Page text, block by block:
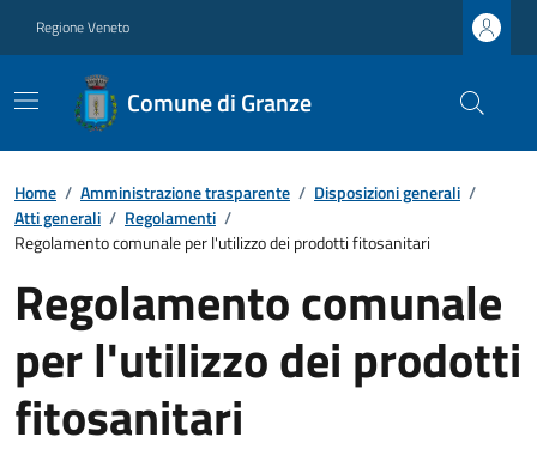
Regione Veneto
Comune di Granze
Home / Amministrazione trasparente / Disposizioni generali /
Atti generali / Regolamenti /
Regolamento comunale per l'utilizzo dei prodotti fitosanitari
Regolamento comunale
per l'utilizzo dei prodotti
fitosanitari